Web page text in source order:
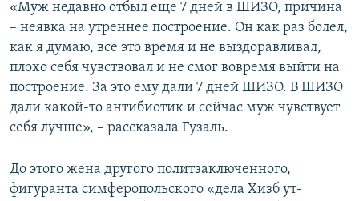
«Муж недавно отбыл еще 7 дней в ШИЗО, причина
– неявка на утреннее построение. Он как раз болел,
как я думаю, все это время и не выздоравливал,
плохо себя чувствовал и не смог вовремя выйти на
построение. За это ему дали 7 дней ШИЗО. В ШИЗО
дали какой-то антибиотик и сейчас муж чувствует
себя лучше», – рассказала Гузаль.
До этого жена другого политзаключенного,
фигуранта симферопольского «дела Хизб ут-